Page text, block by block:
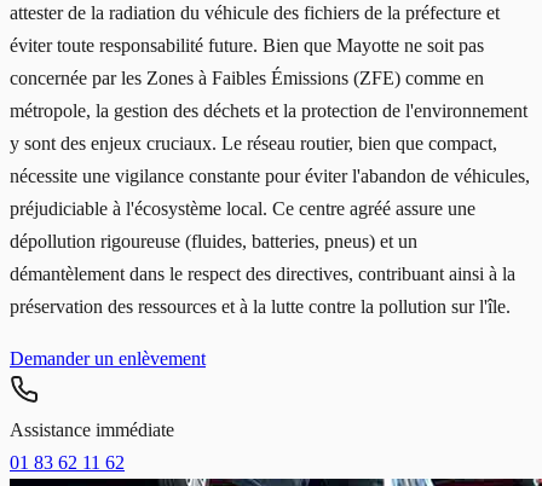
attester de la radiation du véhicule des fichiers de la préfecture et
éviter toute responsabilité future. Bien que Mayotte ne soit pas
concernée par les Zones à Faibles Émissions (ZFE) comme en
métropole, la gestion des déchets et la protection de l'environnement
y sont des enjeux cruciaux. Le réseau routier, bien que compact,
nécessite une vigilance constante pour éviter l'abandon de véhicules,
préjudiciable à l'écosystème local. Ce centre agréé assure une
dépollution rigoureuse (fluides, batteries, pneus) et un
démantèlement dans le respect des directives, contribuant ainsi à la
préservation des ressources et à la lutte contre la pollution sur l'île.
Demander un enlèvement
Assistance immédiate
01 83 62 11 62